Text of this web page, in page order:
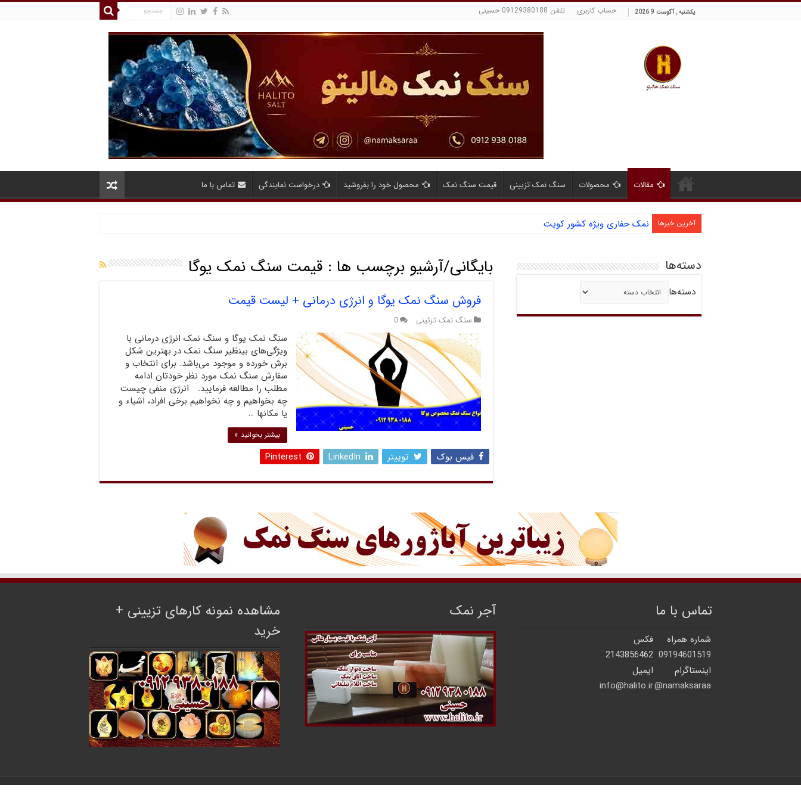
یکشنبه , آگوست 9 2026 حساب کاربری تلفن 09129380188 حسینی
مقالات محصولات سنگ نمک تزیینی قیمت سنگ نمک محصول خود را بفروشید درخواست نمایندگی تماس با ما
آخرین خبرها نمک حفاری ویژه کشور کویت
بایگانی/آرشیو برچسب ها : قیمت سنگ نمک یوگا
فروش سنگ نمک یوگا و انرژی درمانی + لیست قیمت
سنگ نمک تزئینی 0
سنگ نمک یوگا و سنگ نمک انرژی درمانی با
ویژگی‌های بینظیر سنگ نمک در بهترین شکل
برش خورده و موجود می‌باشد. برای انتخاب و
سفارش سنگ نمک مورد نظر خودتان ادامه
مطلب را مطالعه فرمایید. انرژی منفی چیست
چه بخواهیم و چه نخواهیم برخی افراد، اشیاء و
یا مکانها …
بیشتر بخوانید »
فیس بوک توییتر LinkedIn
Pinterest
دسته‌ها
دسته‌ها
تماس با ما
شماره همراه
فکس
09194601519
2143856462
اینستاگرام
ایمیل
namaksaraa@
info@halito.ir
آجر نمک
مشاهده نمونه کارهای تزیینی +
خرید